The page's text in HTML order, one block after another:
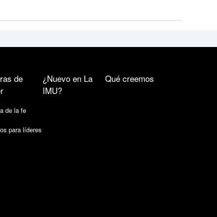
de
de la fe
para líderes
¿Nuevo en La
IMU?
Qué creemos